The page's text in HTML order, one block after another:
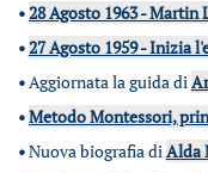
•28 Agosto 1963 - Martin
•27 Agosto 1959 - Inizia
•Aggiornata la guida di
•Metodo Montessori,
•Nuova biografia diAlda